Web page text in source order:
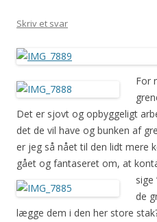
Skriv et svar
For
Det er sjovt og opbyggeligt
det de vil have og bunken af
er jeg så nået til den lidt mere
gået og fantaseret om, at
sige
de
lægge dem i den her store